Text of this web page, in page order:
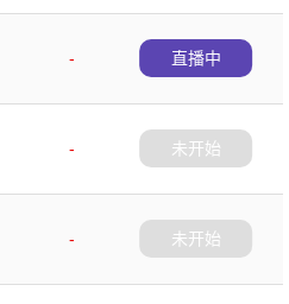
-
直播中
-
未开始
-
未开始